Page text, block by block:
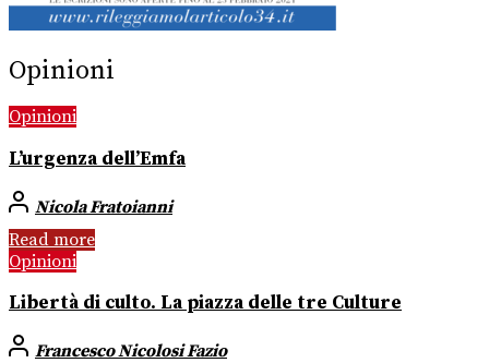
Opinioni
Opinioni
L’urgenza dell’Emfa
Nicola Fratoianni
Read more
Opinioni
Libertà di culto. La piazza delle tre Culture
Francesco Nicolosi Fazio